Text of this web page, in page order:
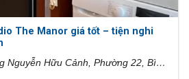
The Manor giá tốt – tiện nghi
Nguyễn Hữu Cảnh, Phường 22, Bình